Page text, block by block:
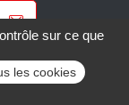
sur ce que
les cookies